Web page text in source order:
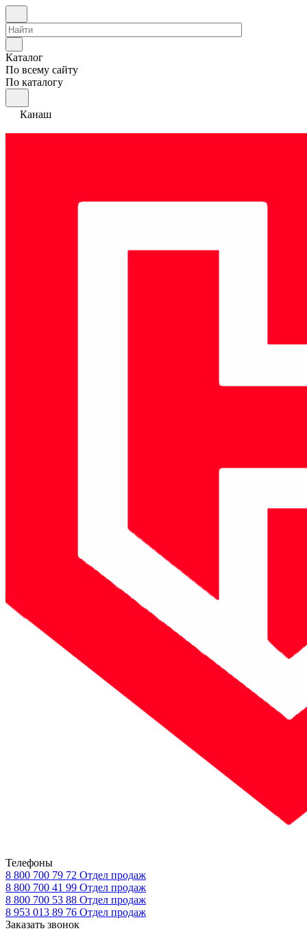
Каталог
По всему сайту
По каталогу
Канаш
Телефоны
8 800 700 79 72 Отдел продаж
8 800 700 41 99 Отдел продаж
8 800 700 53 88 Отдел продаж
8 953 013 89 76 Отдел продаж
Заказать звонок